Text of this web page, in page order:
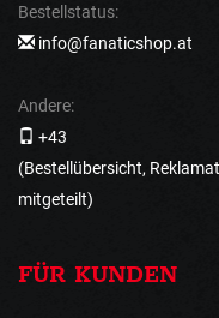
Bestellstatus:
info@fanaticshop.at
Andere:
+43
(Bestellübersicht,
mitgeteilt)
FÜR KUNDEN